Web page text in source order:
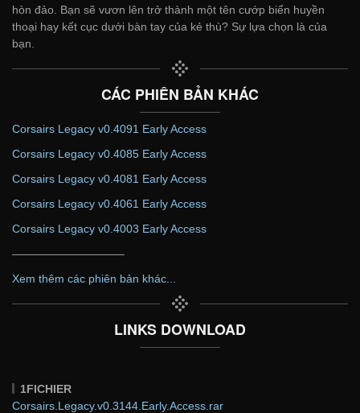
hòn đảo. Bạn sẽ vươn lên trở thành một tên cướp biển huyền
thoại hay kết cục dưới bàn tay của kẻ thù? Sự lựa chọn là của
bạn.
CÁC PHIÊN BẢN KHÁC
Corsairs Legacy v0.4091 Early Access
Corsairs Legacy v0.4085 Early Access
Corsairs Legacy v0.4081 Early Access
Corsairs Legacy v0.4061 Early Access
Corsairs Legacy v0.4003 Early Access
——————————
Xem thêm các phiên bản khác...
LINKS DOWNLOAD
1FICHIER
Corsairs.Legacy.v0.3144.Early.Access.rar